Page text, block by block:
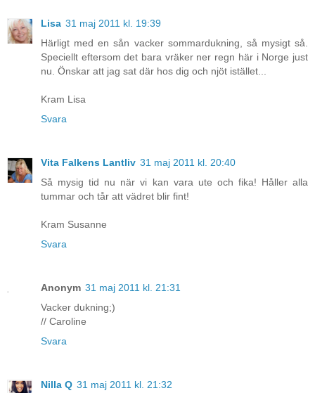
Lisa 31 maj 2011 kl. 19:39
Härligt med en sån vacker sommardukning, så mysigt så.
Speciellt eftersom det bara vräker ner regn här i Norge just
nu. Önskar att jag sat där hos dig och njöt istället...
Kram Lisa
Svara
Vita Falkens Lantliv 31 maj 2011 kl. 20:40
Så mysig tid nu när vi kan vara ute och fika! Håller alla
tummar och tår att vädret blir fint!
Kram Susanne
Svara
Anonym 31 maj 2011 kl. 21:31
Vacker dukning;)
// Caroline
Svara
Nilla Q 31 maj 2011 kl. 21:32